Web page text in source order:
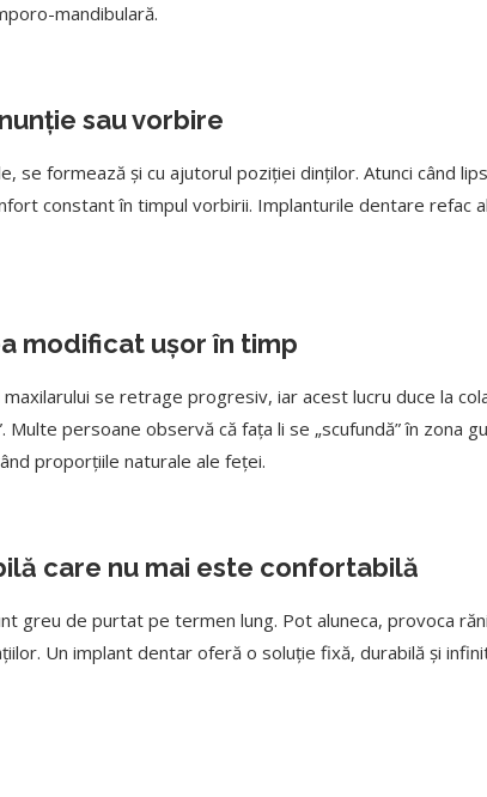
mandibulară.
sau vorbire
se formează și cu ajutorul poziției dinților. Atunci când
constant în timpul vorbirii. Implanturile dentare refac
modificat ușor în timp
maxilarului se retrage progresiv, iar acest lucru duce la
Multe persoane observă că fața li se „scufundă” în zona
proporțiile naturale ale feței.
care nu mai este confortabilă
greu de purtat pe termen lung. Pot aluneca, provoca
Un implant dentar oferă o soluție fixă, durabilă și